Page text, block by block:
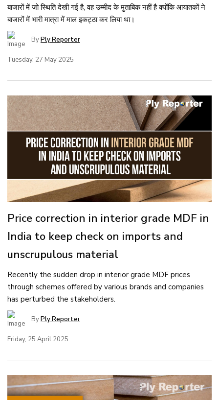
बाजारों में जो स्थिति देखी गई है, वह उम्मीद के मुताबिक नहीं है क्योंकि आयातकों ने
बाजारों में भारी मात्रा में माल इकट्ठा कर लिया था।
ByPly Reporter
Tuesday, 27 May 2025
Price correction in interior grade MDF in
India to keep check on imports and
unscrupulous material
Recently the sudden drop in interior grade MDF prices
through schemes offered by various brands and companies
has perturbed the stakeholders.
ByPly Reporter
Friday, 25 April 2025